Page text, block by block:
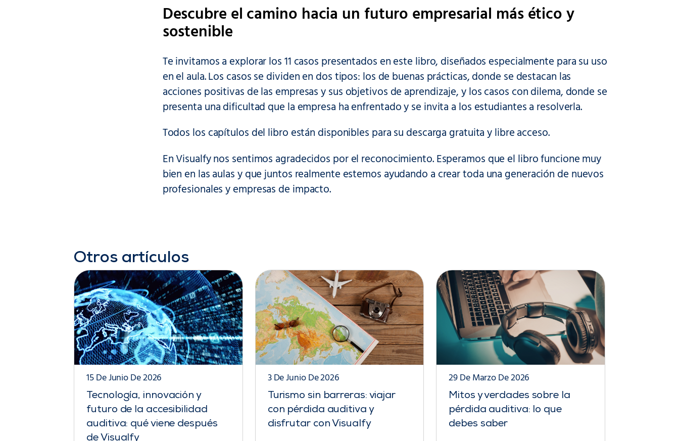
Descubre el camino hacia un futuro empresarial más ético y
sostenible
Te invitamos a explorar los 11 casos presentados en este libro, diseñados especialmente para su uso
en el aula. Los casos se dividen en dos tipos: los de buenas prácticas, donde se destacan las
acciones positivas de las empresas y sus objetivos de aprendizaje, y los casos con dilema, donde se
presenta una dificultad que la empresa ha enfrentado y se invita a los estudiantes a resolverla.
Todos los capítulos del libro están disponibles para su descarga gratuita y libre acceso.
En Visualfy nos sentimos agradecidos por el reconocimiento. Esperamos que el libro funcione muy
bien en las aulas y que juntos realmente estemos ayudando a crear toda una generación de nuevos
profesionales y empresas de impacto.
Otros artículos
Tecnología, innovación y
futuro de la accesibilidad
auditiva: qué viene después
de Visualfy
15 De Junio De 2026
Turismo sin barreras: viajar
con pérdida auditiva y
disfrutar con Visualfy
3 De Junio De 2026
Mitos y verdades sobre la
pérdida auditiva: lo que
debes saber
29 De Marzo De 2026